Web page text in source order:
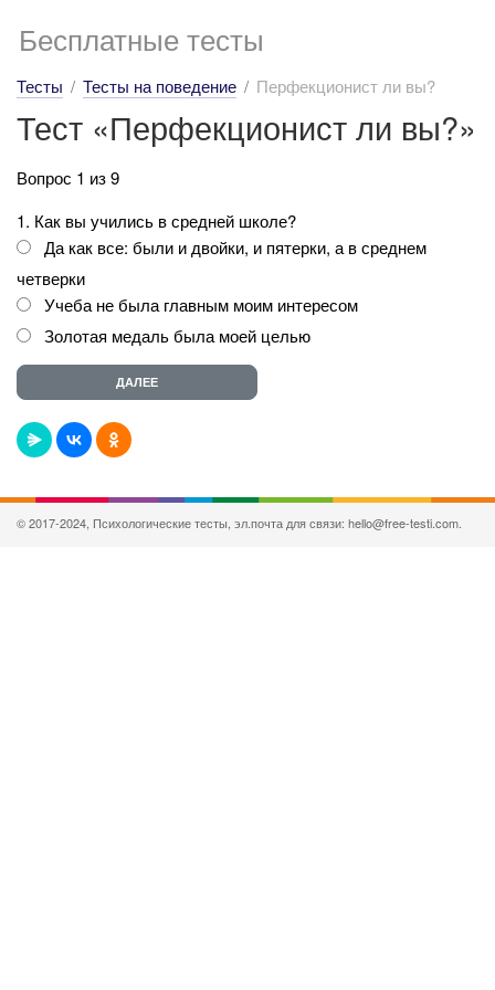
Бесплатные тесты
Тесты Тесты на поведение Перфекционист ли вы?
Тест «Перфекционист ли вы?»
Вопрос 1 из 9
1. Как вы учились в средней школе?
Да как все: были и двойки, и пятерки, а в среднем
четверки
Учеба не была главным моим интересом
Золотая медаль была моей целью
© 2017-2024, Психологические тесты, эл.почта для связи: hello@free-testi.com.